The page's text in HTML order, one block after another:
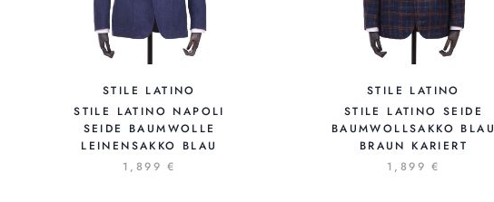
STILE LATINO
STILE LATINO NAPOLI
SEIDE BAUMWOLLE
LEINENSAKKO BLAU
1,899 €
STILE LATINO
STILE LATINO SEIDE
BAUMWOLLSAKKO BLAU
BRAUN KARIERT
1,899 €